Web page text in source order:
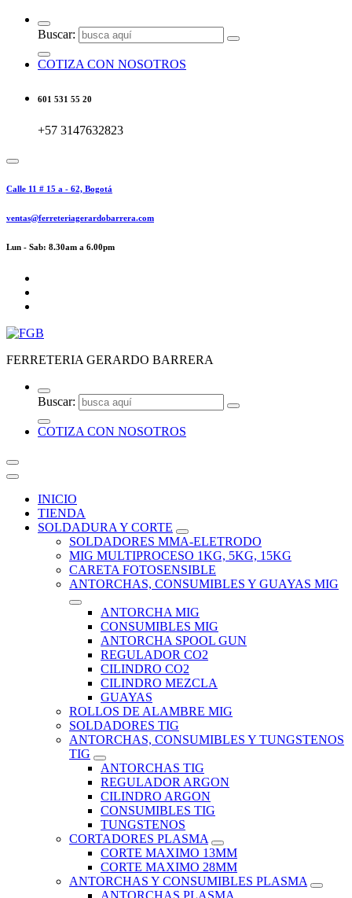
Buscar:
COTIZA CON NOSOTROS
601 531 55 20
+57 3147632823
Calle 11 # 15 a - 62, Bogotá
ventas@ferreteriagerardobarrera.com
Lun - Sab: 8.30am a 6.00pm
FERRETERIA GERARDO BARRERA
Buscar:
COTIZA CON NOSOTROS
INICIO
TIENDA
SOLDADURA Y CORTE
SOLDADORES MMA-ELETRODO
MIG MULTIPROCESO 1KG, 5KG, 15KG
CARETA FOTOSENSIBLE
ANTORCHAS, CONSUMIBLES Y GUAYAS MIG
ANTORCHA MIG
CONSUMIBLES MIG
ANTORCHA SPOOL GUN
REGULADOR CO2
CILINDRO CO2
CILINDRO MEZCLA
GUAYAS
ROLLOS DE ALAMBRE MIG
SOLDADORES TIG
ANTORCHAS, CONSUMIBLES Y TUNGSTENOS
TIG
ANTORCHAS TIG
REGULADOR ARGON
CILINDRO ARGON
CONSUMIBLES TIG
TUNGSTENOS
CORTADORES PLASMA
CORTE MAXIMO 13MM
CORTE MAXIMO 28MM
ANTORCHAS Y CONSUMIBLES PLASMA
ANTORCHAS PLASMA